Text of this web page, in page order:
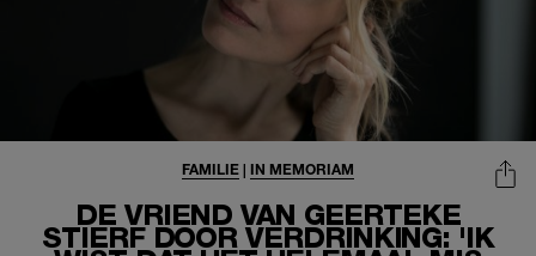
DE VRIEND VAN GEERTEKE
STIERF DOOR VERDRINKING: 'IK
FAMILIE | IN MEMORIAM